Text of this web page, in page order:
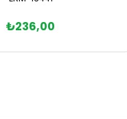
₺236,00